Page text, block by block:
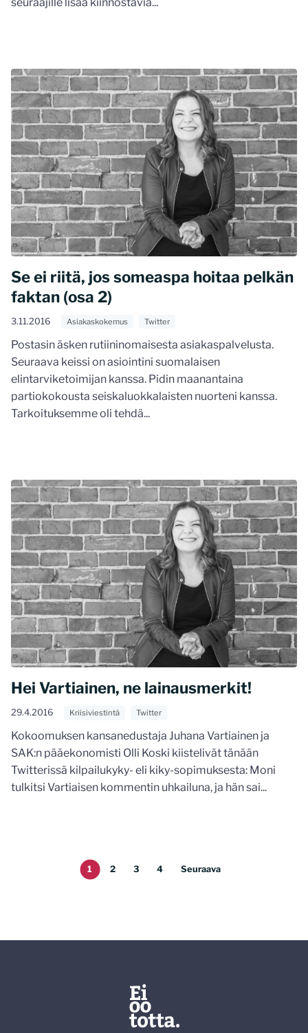
Se ei riitä, jos someaspa hoitaa pelkän
faktan (osa 2)
3.11.2016 Asiakaskokemus Twitter
Postasin äsken rutiininomaisesta asiakaspalvelusta.
Seuraava keissi on asiointini suomalaisen
elintarviketoimijan kanssa. Pidin maanantaina
partiokokousta seiskaluokkalaisten nuorteni kanssa.
Tarkoituksemme oli tehdä...
Hei Vartiainen, ne lainausmerkit!
29.4.2016 Kriisiviestintä Twitter
Kokoomuksen kansanedustaja Juhana Vartiainen ja
SAK:n pääekonomisti Olli Koski kiistelivät tänään
Twitterissä kilpailukyky- eli kiky-sopimuksesta: Moni
tulkitsi Vartiaisen kommentin uhkailuna, ja hän sai...
1 2 3 4 Seuraava